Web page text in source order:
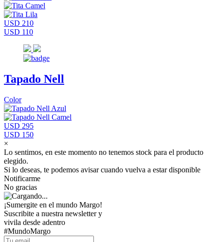
USD 210
USD 110
Tapado Nell
Color
USD 295
USD 150
×
Lo sentimos, en este momento no tenemos stock para el producto
elegido.
Si lo deseas, te podemos avisar cuando vuelva a estar disponible
Notificarme
No gracias
¡Sumergite en el mundo Margo!
Suscribite a nuestra newsletter y
vivila desde adentro
#MundoMargo